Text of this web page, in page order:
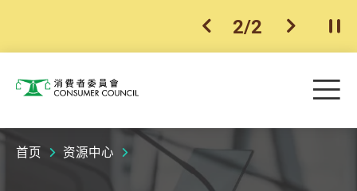
上一个
2/2 下一个开
消费者委员会 目
首页 资源中心